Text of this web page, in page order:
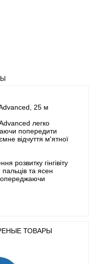
25 м
легко
попередити
відчуття м'ятної
розвитку гінгівіту
та ясен
ТОВАРЫ